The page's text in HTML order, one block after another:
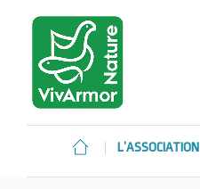
L’ASSOCIATION